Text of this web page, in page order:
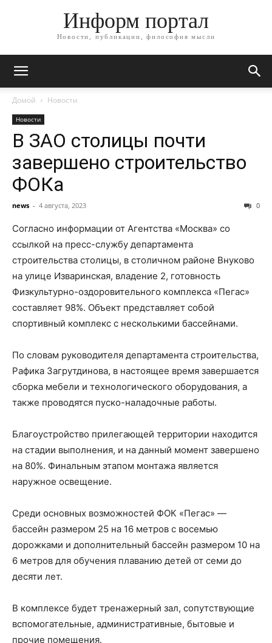
Информ портал
Новости, публикации, философия мысли
Домой Новости
Новости
В ЗАО столицы почти
завершено строительство
ФОКа
news - 4 августа, 2023 0
Согласно информации от Агентства «Москва» со
ссылкой на пресс-службу департамента
строительства столицы, в столичном районе Внуково
на улице Изваринская, владение 2, готовность
Физкультурно-оздоровительного комплекса «Пегас»
составляет 98%. Объект представляет собой
спортивный комплекс с несколькими бассейнами.
По словам руководителя департамента строительства,
Рафика Загрутдинова, в настоящее время завершается
сборка мебели и технологического оборудования, а
также проводятся пуско-наладочные работы.
Благоустройство прилегающей территории находится
на стадии выполнения, и на данный момент завершено
на 80%. Финальным этапом монтажа является
наружное освещение.
Среди основных возможностей ФОК «Пегас» —
бассейн размером 25 на 16 метров с восемью
дорожками и дополнительный бассейн размером 10 на
6 метров для обучения плаванию детей от семи до
десяти лет.
В комплексе будет тренажерный зал, сопутствующие
вспомогательные, административные, бытовые и
прочие помещения.